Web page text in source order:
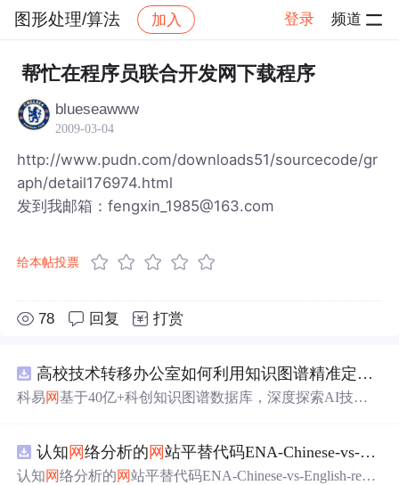
图形处理/算法 加入 登录 频道
社区 图形处理/算法 帖子详情
帮忙在程序员联合开发网下载程序
blueseawww
2009-03-04
http://www.pudn.com/downloads51/sourcecode/gr
aph/detail176974.html
发到我邮箱：fengxin_1985@163.com
给本帖投票
78 回复 打赏
高校技术转移办公室如何利用知识图谱精准定位产业需求与技术适配点？.docx
科易网基于40亿+科创知识图谱数据库，深度探索AI技术
新领域的AI+数智化解决方案，推动科技创新与产业创新
智能化发展。
认知 网络分析的 网站平替代码ENA-Chinese-vs-English-reproducible.zip
认知网络分析的网站平替代码ENA-Chinese-vs-English-repro